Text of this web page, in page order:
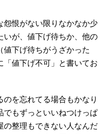
怨恨がない限りなかなか少
が、値下げ待ちか、他の
値下げ待ちがうざかった
「値下げ不可」と書いてお
を忘れてる場合もかなり
でもずっといいねつけっぱ
の整理もできない人なんだ